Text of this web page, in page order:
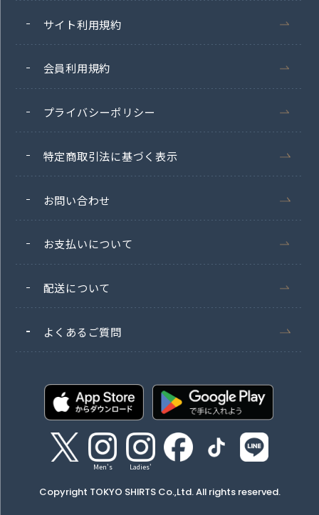
サイト利用規約
会員利用規約
プライバシーポリシー
特定商取引法に基づく表示
お問い合わせ
お支払いについて
配送について
よくあるご質問
Men's Ladies'
Copyright TOKYO SHIRTS Co.,Ltd. All rights reserved.